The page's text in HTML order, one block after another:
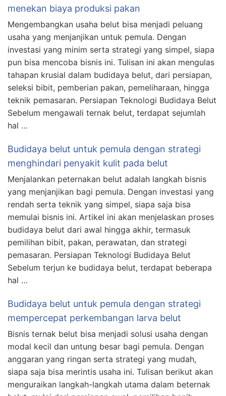
menekan biaya produksi pakan
Mengembangkan usaha belut bisa menjadi peluang
usaha yang menjanjikan untuk pemula. Dengan
investasi yang minim serta strategi yang simpel, siapa
pun bisa mencoba bisnis ini. Tulisan ini akan mengulas
tahapan krusial dalam budidaya belut, dari persiapan,
seleksi bibit, pemberian pakan, pemeliharaan, hingga
teknik pemasaran. Persiapan Teknologi Budidaya Belut
Sebelum mengawali ternak belut, terdapat sejumlah
hal …
Budidaya belut untuk pemula dengan strategi
menghindari penyakit kulit pada belut
Menjalankan peternakan belut adalah langkah bisnis
yang menjanjikan bagi pemula. Dengan investasi yang
rendah serta teknik yang simpel, siapa saja bisa
memulai bisnis ini. Artikel ini akan menjelaskan proses
budidaya belut dari awal hingga akhir, termasuk
pemilihan bibit, pakan, perawatan, dan strategi
pemasaran. Persiapan Teknologi Budidaya Belut
Sebelum terjun ke budidaya belut, terdapat beberapa
hal …
Budidaya belut untuk pemula dengan strategi
mempercepat perkembangan larva belut
Bisnis ternak belut bisa menjadi solusi usaha dengan
modal kecil dan untung besar bagi pemula. Dengan
anggaran yang ringan serta strategi yang mudah,
siapa saja bisa merintis usaha ini. Tulisan berikut akan
menguraikan langkah-langkah utama dalam beternak